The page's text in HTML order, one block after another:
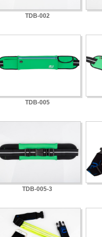
TDB-002
TDB-005
TDB-005-3